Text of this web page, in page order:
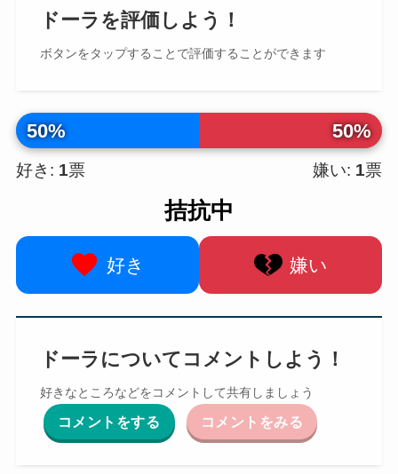
ドーラを評価しよう！
ボタンをタップすることで評価することができます
50% 50%
好き: 1票 嫌い: 1票
拮抗中
好き 嫌い
ドーラについてコメントしよう！
好きなところなどをコメントして共有しましょう
コメントをする コメントをみる